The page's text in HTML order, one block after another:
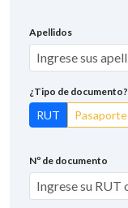
Apellidos
¿Tipo de documento?
RUT Pasaporte
Nº de documento